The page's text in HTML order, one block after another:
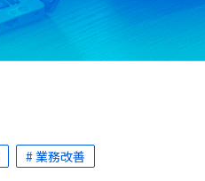
# 業務改善